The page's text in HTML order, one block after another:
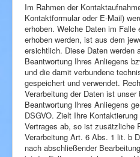
Im Rahmen der
Kontaktformular oder E-Mail)
erhoben. Welche Daten im Falle
erhoben werden, ist aus dem
ersichtlich. Diese Daten
Beantwortung Ihres Anliegens
und die damit verbundene
gespeichert und verwendet.
Verarbeitung der Daten ist
Beantwortung Ihres Anliegens
DSGVO. Zielt Ihre
Vertrages ab, so ist zusätzliche
Verarbeitung Art. 6 Abs. 1 lit. b
nach abschließender